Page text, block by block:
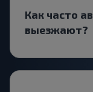
Как часто
выезжают?